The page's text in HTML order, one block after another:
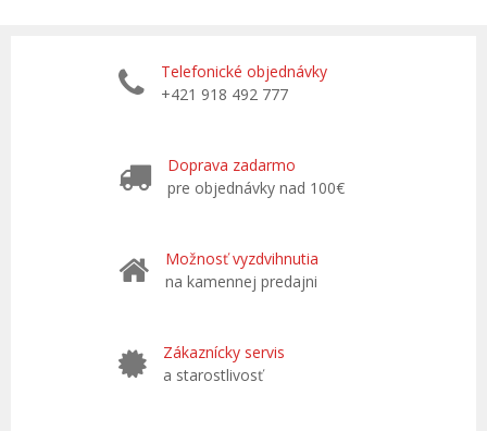
Telefonické objednávky
+421 918 492 777
Doprava zadarmo
pre objednávky nad 100€
Možnosť vyzdvihnutia
na kamennej predajni
Zákaznícky servis
a starostlivosť